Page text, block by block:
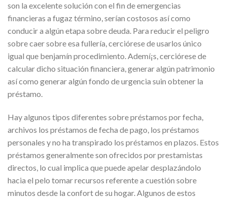
son la excelente solución con el fin de emergencias
financieras a fugaz término, serían costosos así­ como
conducir a algún etapa sobre deuda. Para reducir el peligro
sobre caer sobre esa fullería, cerciórese de usarlos único
igual que benjamín procedimiento. Ademí¡s, cerciórese de
calcular dicho situación financiera, generar algún patrimonio
así­ como generar algún fondo de urgencia suin obtener la
préstamo.
Hay algunos tipos diferentes sobre préstamos por fecha,
archivos los préstamos de fecha de pago, los préstamos
personales y no ha transpirado los préstamos en plazos. Estos
préstamos generalmente son ofrecidos por prestamistas
directos, lo cual implica que puede apelar desplazándolo
hacia el pelo tomar recursos referente a cuestión sobre
minutos desde la confort de su hogar. Algunos de estos